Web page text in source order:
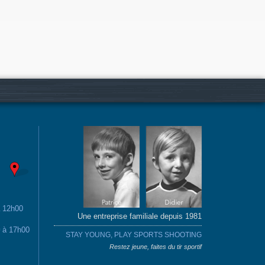
12h00
à 17h00
Une entreprise familiale depuis 1981
STAY YOUNG, PLAY SPORTS SHOOTING
Restez jeune, faites du tir sportif